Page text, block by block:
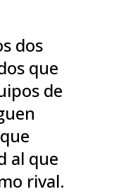
dos
que
de
al que
rival.